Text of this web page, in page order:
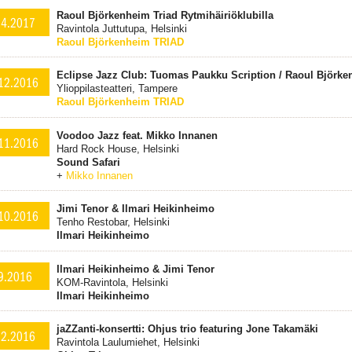
Raoul Björkenheim Triad Rytmihäiriöklubilla
Ravintola Juttutupa, Helsinki
Raoul Björkenheim TRIAD
Eclipse Jazz Club: Tuomas Paukku Scription / Raoul
Ylioppilasteatteri, Tampere
Raoul Björkenheim TRIAD
Voodoo Jazz feat. Mikko Innanen
Hard Rock House, Helsinki
Sound Safari
+ Mikko Innanen
Jimi Tenor & Ilmari Heikinheimo
Tenho Restobar, Helsinki
Ilmari Heikinheimo
Ilmari Heikinheimo & Jimi Tenor
KOM-Ravintola, Helsinki
Ilmari Heikinheimo
jaZZanti-konsertti: Ohjus trio featuring Jone Takamäki
Ravintola Laulumiehet, Helsinki